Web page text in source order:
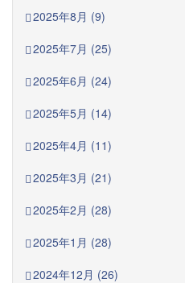
2025年8月 (9)
2025年7月 (25)
2025年6月 (24)
2025年5月 (14)
2025年4月 (11)
2025年3月 (21)
2025年2月 (28)
2025年1月 (28)
2024年12月 (26)